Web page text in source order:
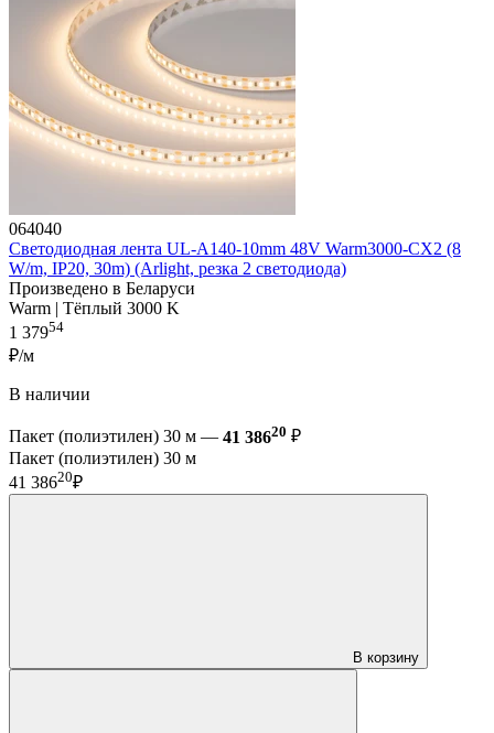
064040
Светодиодная лента UL-A140-10mm 48V Warm3000-CX2 (8
W/m, IP20, 30m) (Arlight, резка 2 светодиода)
Произведено в Беларуси
Warm | Тёплый 3000 K
1 37954
₽/м
В наличии
Пакет (полиэтилен) 30 м — 41 38620 ₽
Пакет (полиэтилен) 30 м
41 38620₽
В корзину